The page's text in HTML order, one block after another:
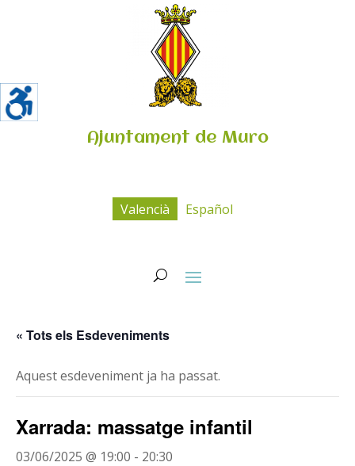
Ajuntament de Muro
Valencià Español
« Tots els Esdeveniments
Aquest esdeveniment ja ha passat.
Xarrada: massatge infantil
03/06/2025 @ 19:00 - 20:30